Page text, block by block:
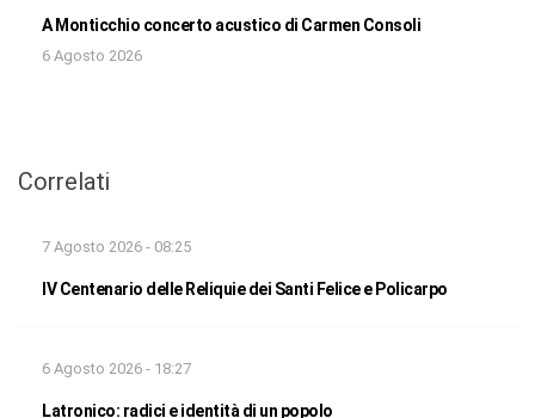
A Monticchio concerto acustico di Carmen Consoli
6 Agosto 2026
Correlati
7 Agosto 2026 - 08:25
IV Centenario delle Reliquie dei Santi Felice e Policarpo
6 Agosto 2026 - 18:27
Latronico: radici e identità di un popolo